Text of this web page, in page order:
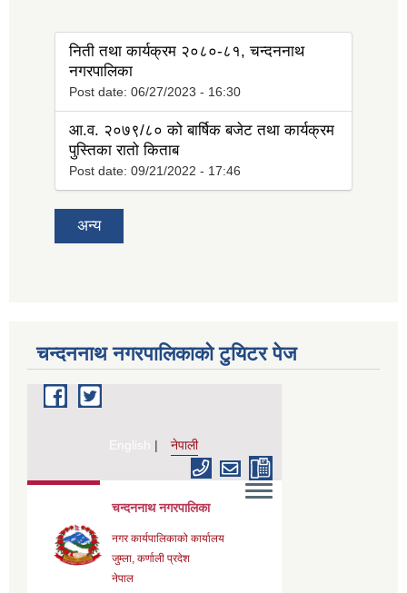
निती तथा कार्यक्रम २०८०-८१, चन्दननाथ
नगरपालिका
Post date: 06/27/2023 - 16:30
आ.व. २०७९/८० को बार्षिक बजेट तथा कार्यक्रम
पुस्तिका रातो किताब
Post date: 09/21/2022 - 17:46
अन्य
चन्दननाथ नगरपालिकाको टुयिटर पेज